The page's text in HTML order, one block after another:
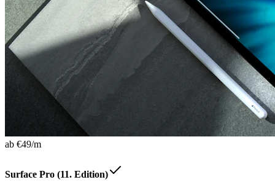
ab €49/m
Surface Pro (11. Edition)